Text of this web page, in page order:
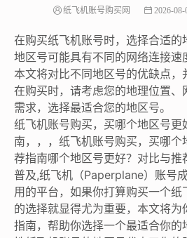
纸飞机账号购买网 2026-08-
在购买纸飞机账号时，选择合适的
地区号可能具有不同的网络连接速
本文将对比不同地区号的优缺点，
在购买时，请考虑您的地理位置、
需求，选择最适合您的地区号。
纸飞机账号购买，买哪个地区号更
南，，，纸飞机账号购买，买哪个
荐指南哪个地区号更好？对比与推
普及,纸飞机（Paperplane）账号
用的平台，如果你打算购买一个纸
的选择就显得尤为重要，本文将
指南，帮助你选择一个最适合你的